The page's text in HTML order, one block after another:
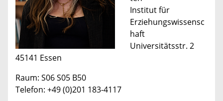
Institut für
Erziehungswissensc
haft
Universitätsstr. 2
45141 Essen
Raum: S06 S05 B50
Telefon: +49 (0)201 183-4117